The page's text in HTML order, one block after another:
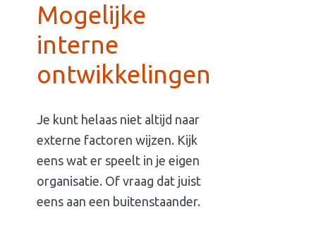
Mogelijke
interne
ontwikkelingen
Je kunt helaas niet altijd naar
externe factoren wijzen. Kijk
eens wat er speelt in je eigen
organisatie. Of vraag dat juist
eens aan een buitenstaander.